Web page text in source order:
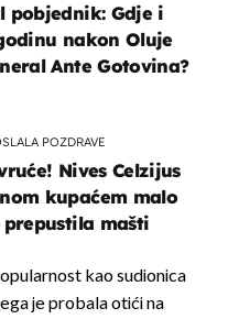
pobjednik: Gdje i
nakon Oluje
Ante Gotovina?
POZDRAVE
Nives Celzijus
kupaćem malo
mašti
kao sudionica
je probala otići na